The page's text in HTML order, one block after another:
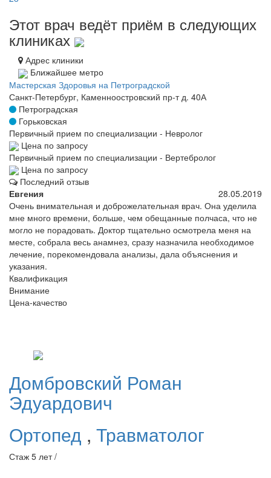
Этот врач ведёт приём в следующих
клиниках
Адрес клиники
Ближайшее метро
Мастерская Здоровья на Петроградской
Санкт-Петербург, Каменноостровский пр-т д. 40А
Петроградская
Горьковская
Первичный прием по специализации - Невролог
Цена по запросу
Первичный прием по специализации - Вертебролог
Цена по запросу
Последний отзыв
Евгения
28.05.2019
Очень внимательная и доброжелательная врач. Она уделила
мне много времени, больше, чем обещанные полчаса, что не
могло не порадовать. Доктор тщательно осмотрела меня на
месте, собрала весь анамнез, сразу назначила необходимое
лечение, порекомендовала анализы, дала объяснения и
указания.
Квалификация
Внимание
Цена-качество
Домбровский Роман
Эдуардович
Ортопед , Травматолог
Стаж 5 лет /